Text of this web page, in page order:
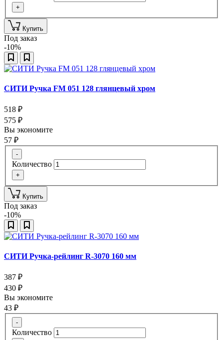
+
Купить
Под заказ
-10%
СИТИ Ручка FM 051 128 глянцевый хром
518 ₽
575 ₽
Вы экономите
57 ₽
-
Количество
+
Купить
Под заказ
-10%
СИТИ Ручка-рейлинг R-3070 160 мм
387 ₽
430 ₽
Вы экономите
43 ₽
-
Количество